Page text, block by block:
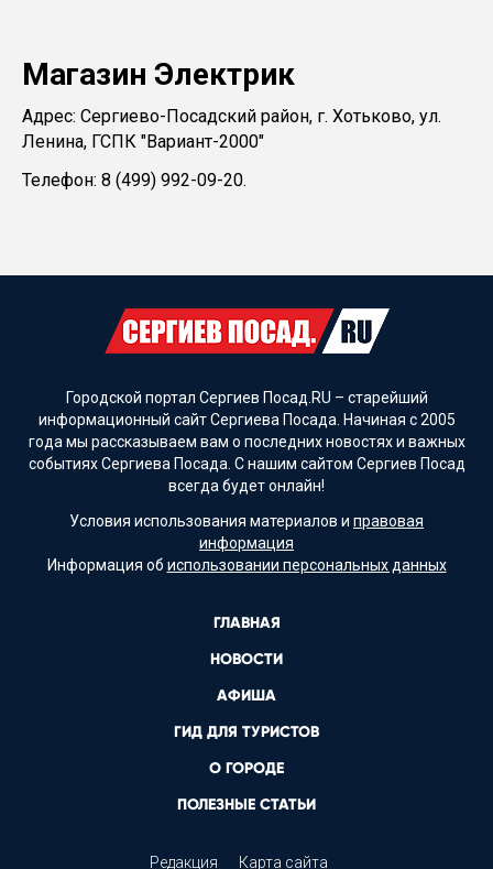
Магазин Электрик
Адрес: Сергиево-Посадский район, г. Хотьково, ул.
Ленина, ГСПК "Вариант-2000"
Телефон: 8 (499) 992-09-20.
Городской портал Сергиев Посад.RU – старейший
информационный сайт Сергиева Посада. Начиная с 2005
года мы рассказываем вам о последних новостях и важных
событиях Сергиева Посада. С нашим сайтом Сергиев Посад
всегда будет онлайн!
Условия использования материалов и правовая
информация
Информация об использовании персональных данных
ГЛАВНАЯ
НОВОСТИ
АФИША
ГИД ДЛЯ ТУРИСТОВ
О ГОРОДЕ
ПОЛЕЗНЫЕ СТАТЬИ
Редакция Карта сайта